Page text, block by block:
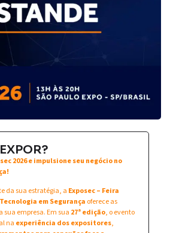
2026 e impulsione seu negócio no
da sua estratégia, a Exposec – Feira
em Segurança oferece as
sua empresa. Em sua 27ª edição, o evento
na experiência dos expositores,